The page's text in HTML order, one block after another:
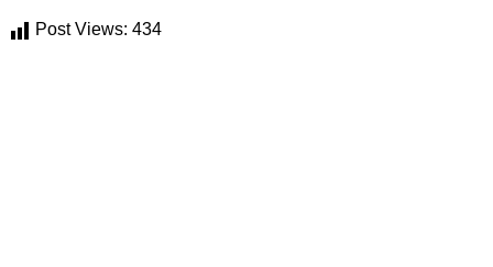
Post Views: 434